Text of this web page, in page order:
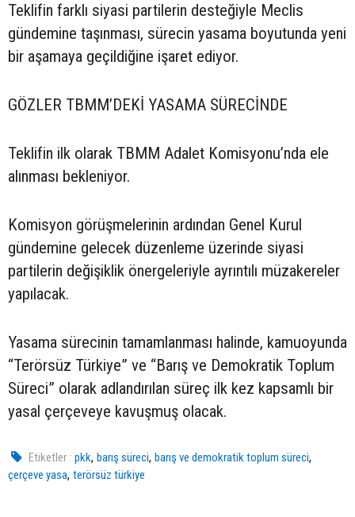
Teklifin farklı siyasi partilerin desteğiyle Meclis
gündemine taşınması, sürecin yasama boyutunda yeni
bir aşamaya geçildiğine işaret ediyor.
GÖZLER TBMM’DEKİ YASAMA SÜRECİNDE
Teklifin ilk olarak TBMM Adalet Komisyonu’nda ele
alınması bekleniyor.
Komisyon görüşmelerinin ardından Genel Kurul
gündemine gelecek düzenleme üzerinde siyasi
partilerin değişiklik önergeleriyle ayrıntılı müzakereler
yapılacak.
Yasama sürecinin tamamlanması halinde, kamuoyunda
“Terörsüz Türkiye” ve “Barış ve Demokratik Toplum
Süreci” olarak adlandırılan süreç ilk kez kapsamlı bir
yasal çerçeveye kavuşmuş olacak.
Etiketler : pkk,barış süreci,barış ve demokratik toplum süreci,
çerçeve yasa, terörsüz türkiye